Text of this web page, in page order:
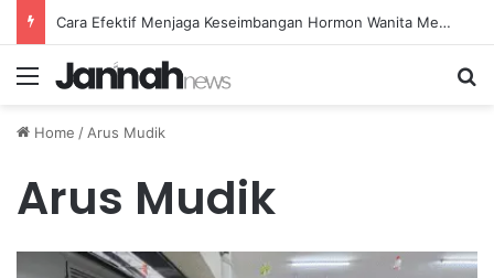
Cara Efektif Menjaga Keseimbangan Hormon Wanita Menjelang Menopause
Menu
Home / Arus Mudik
Arus Mudik